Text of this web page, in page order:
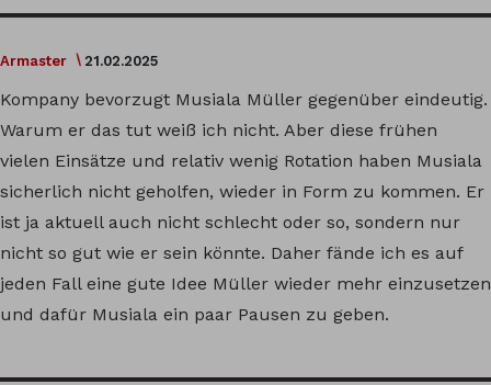
Armaster 21.02.2025
Kompany bevorzugt Musiala Müller gegenüber eindeutig.
Warum er das tut weiß ich nicht. Aber diese frühen
vielen Einsätze und relativ wenig Rotation haben Musiala
sicherlich nicht geholfen, wieder in Form zu kommen. Er
ist ja aktuell auch nicht schlecht oder so, sondern nur
nicht so gut wie er sein könnte. Daher fände ich es auf
jeden Fall eine gute Idee Müller wieder mehr einzusetzen
und dafür Musiala ein paar Pausen zu geben.